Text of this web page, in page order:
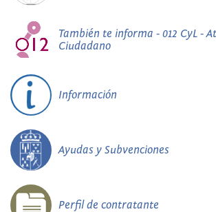
También te informa - 012 CyL -
Ciudadano
Información
Ayudas y Subvenciones
Perfil de contratante